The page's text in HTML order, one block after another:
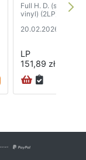
Full H. D. (splatter
vinyl) (2LP)
20.02.2026
LP
151,89 zł